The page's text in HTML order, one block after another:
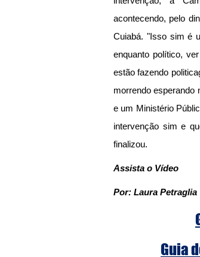
acontecendo, pelo
Cuiabá. "Isso sim é
enquanto político,
estão fazendo
morrendo esperando
e um Ministério
intervenção sim e
finalizou.
Assista o Vídeo
Por: Laura Petraglia
Guia